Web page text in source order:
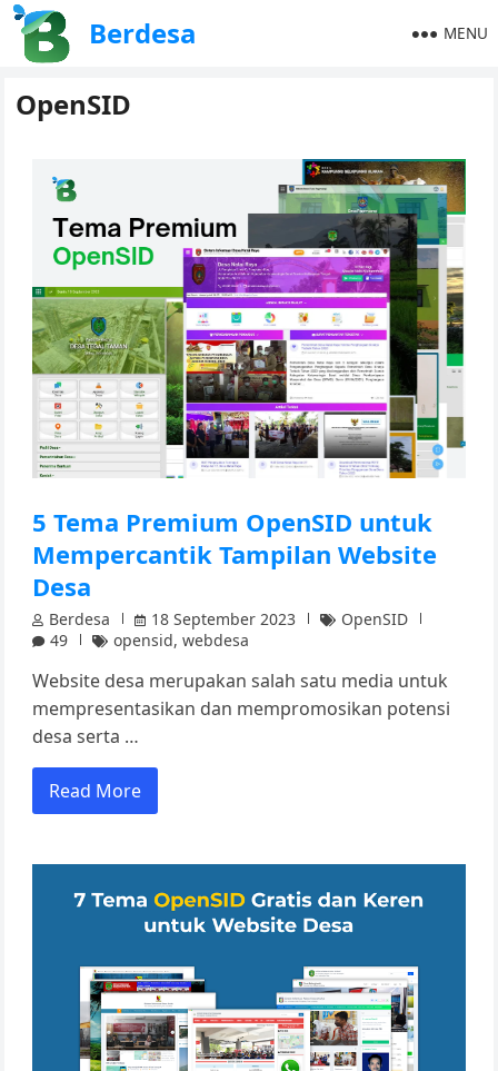
Berdesa MENU
OpenSID
5 Tema Premium OpenSID untuk
Mempercantik Tampilan Website
Desa
Berdesa 18 September 2023
OpenSID
49
opensid,webdesa
Website desa merupakan salah satu media untuk
mempresentasikan dan mempromosikan potensi
desa serta …
Read More